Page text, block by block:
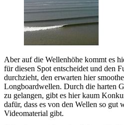
Aber auf die Wellenhöhe kommt es
für diesen Spot entscheidet und den
durchzieht, den erwarten hier
Longboardwellen. Durch die harten
zu gelangen, gibt es hier kaum
dafür, dass es von den Wellen so gut
Videomaterial gibt.